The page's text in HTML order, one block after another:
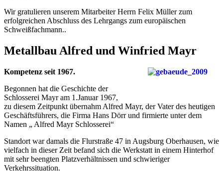
Wir gratulieren unserem Mitarbeiter Herrn Felix Müller zum
erfolgreichen Abschluss des Lehrgangs zum europäischen
Schweißfachmann..
Metallbau Alfred und Winfried Mayr
Kompetenz seit 1967.
Begonnen hat die Geschichte der
Schlosserei Mayr am 1.Januar 1967,
zu diesem Zeitpunkt übernahm Alfred Mayr, der Vater des heutigen
Geschäftsführers, die Firma Hans Dörr und firmierte unter dem
Namen „ Alfred Mayr Schlosserei“
Standort war damals die Flurstraße 47 in Augsburg Oberhausen, wie
vielfach in dieser Zeit befand sich die Werkstatt in einem Hinterhof
mit sehr beengten Platzverhältnissen und schwieriger
Verkehrssituation.